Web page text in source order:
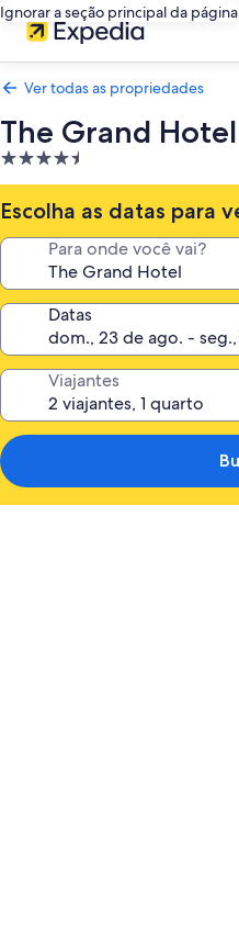
Ignorar a seção principal da página
Ver todas as propriedades
The Grand Hotel
Propriedade
4.5
estrelas
Escolha as datas para
Para onde você vai?
Datas
Viajantes